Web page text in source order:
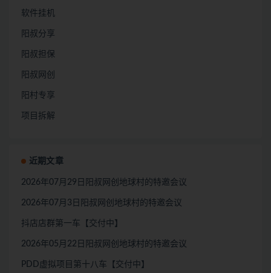
软件挂机
阳叔分享
阳叔担保
阳叔网创
阳村专享
项目拆解
近期文章
2026年07月29日阳叔网创地球村的特邀会议
2026年07月3日阳叔网创地球村的特邀会议
抖店店群第一车【交付中】
2026年05月22日阳叔网创地球村的特邀会议
PDD虚拟项目第十八车【交付中】